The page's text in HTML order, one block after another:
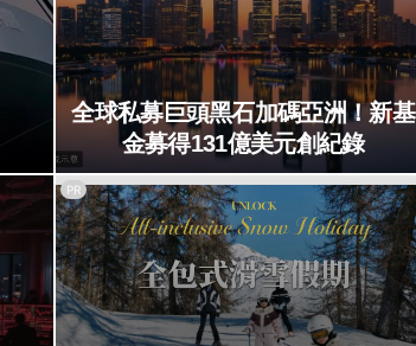
全球私募巨頭黑石加碼亞洲！新基
金募得131億美元創紀錄
PR